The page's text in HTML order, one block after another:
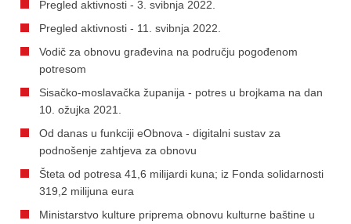
Pregled aktivnosti - 3. svibnja 2022.
Pregled aktivnosti - 11. svibnja 2022.
Vodič za obnovu građevina na području pogođenom
potresom
Sisačko-moslavačka županija - potres u brojkama na dan
10. ožujka 2021.
Od danas u funkciji eObnova - digitalni sustav za
podnošenje zahtjeva za obnovu
Šteta od potresa 41,6 milijardi kuna; iz Fonda solidarnosti
319,2 milijuna eura
Ministarstvo kulture priprema obnovu kulturne baštine u